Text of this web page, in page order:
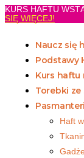
KURS HAFTU
SIĘ WIĘCEJ!
Naucz się
Podstawy
Kurs haftu
Torebki ze
Haft